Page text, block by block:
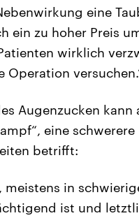
eine
ein zu hoher Preis
wirklich
Operation
Augenzucken
eine
betrifft:
meistens in
ist und